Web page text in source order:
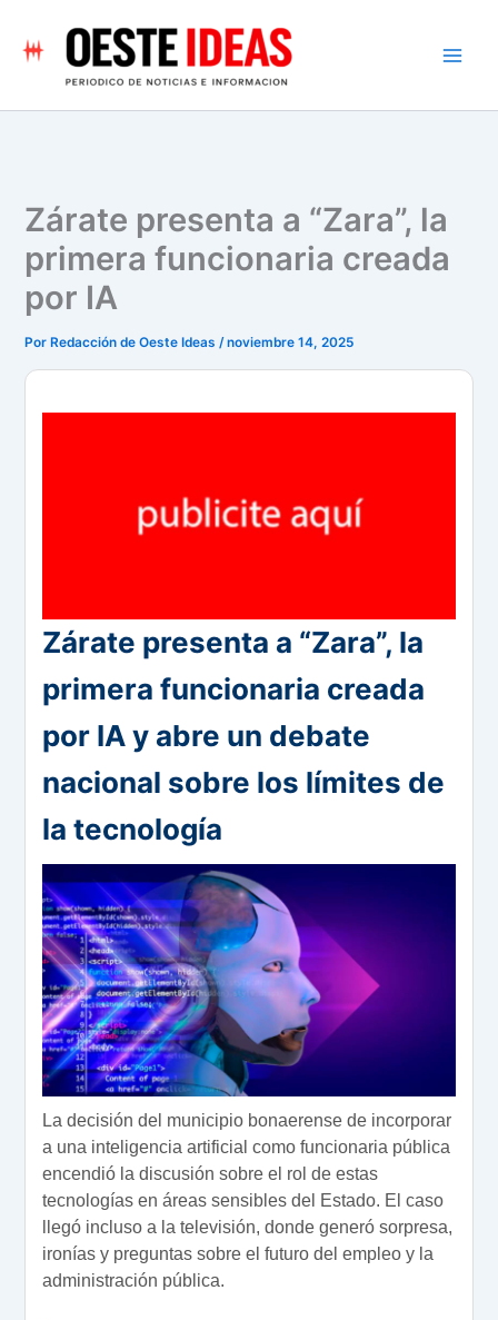
contenido
Zárate presenta a “Zara”, la
primera funcionaria creada
por IA
Por Redacción de Oeste Ideas/noviembre 14, 2025
Zárate presenta a “Zara”, la
primera funcionaria creada
por IA y abre un debate
nacional sobre los límites de
la tecnología
La decisión del municipio bonaerense de incorporar
a una inteligencia artificial como funcionaria pública
encendió la discusión sobre el rol de estas
tecnologías en áreas sensibles del Estado. El caso
llegó incluso a la televisión, donde generó sorpresa,
ironías y preguntas sobre el futuro del empleo y la
administración pública.